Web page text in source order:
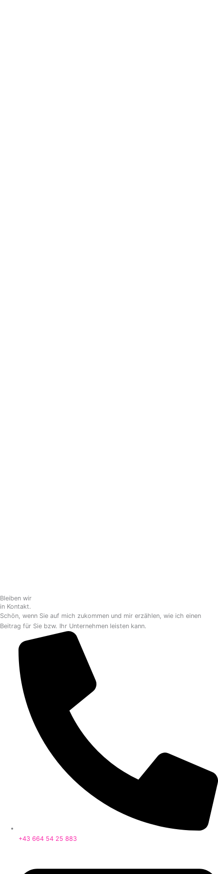
Bleiben wir
in Kontakt.
Schön, wenn Sie auf mich zukommen und mir erzählen, wie ich einen
Beitrag für Sie bzw. Ihr Unternehmen leisten kann.
+43 664 54 25 883